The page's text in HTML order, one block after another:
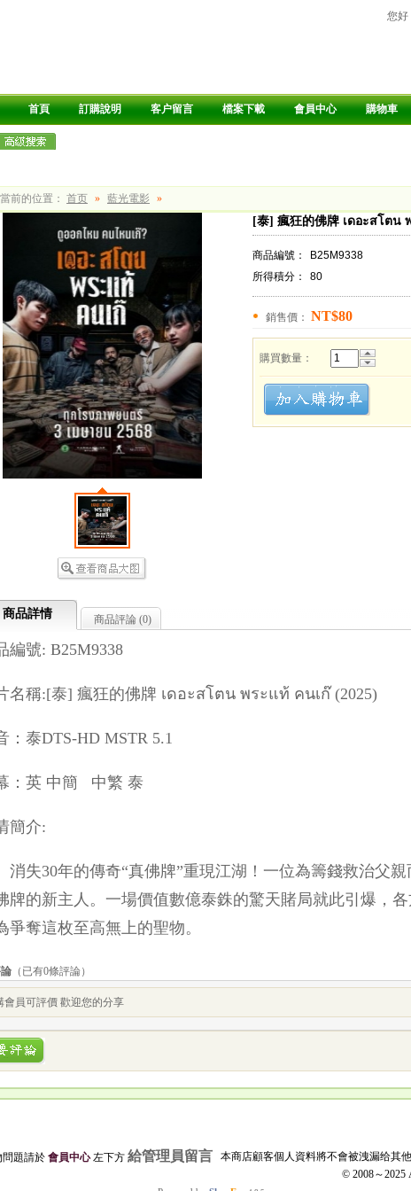
您好
首頁 訂購說明 客户留言 檔案下載 會員中心 購物車
前的位置： 首页 » 藍光電影 »
[泰] 瘋狂的佛牌 เดอะสโตน
商品編號： B25M9338
所得積分：
80
銷售價： NT$80
購買數量：
商品詳情 商品評論 (0)
編號: B25M9338
名稱:[泰] 瘋狂的佛牌 เดอะสโตน พระแท้ คนเก๊ (2025)
：泰DTS-HD MSTR 5.1
：英 中簡 中繁 泰
簡介:
失30年的傳奇“真佛牌”重現江湖！一位為籌錢救治父親
牌的新主人。一場價值數億泰銖的驚天賭局就此引爆，
爭奪這枚至高無上的聖物。
（已有0條評論）
會員可評價 歡迎您的分享
問題請於 會員中心左下方 給管理員留言
本商店顧客個人資料將不會被洩漏给其
© 2008～2025